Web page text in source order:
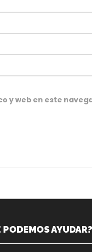
y web en este
PODEMOS AYUDAR?